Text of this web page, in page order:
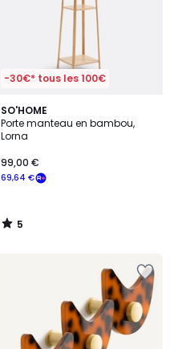
-30€* tous les 100€
SO'HOME
Porte manteau en bambou,
Lorna
69,64 €
99,00 €
5
/
5
5
/